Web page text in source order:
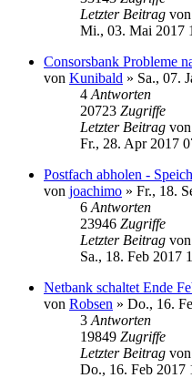
Letzter Beitrag von
Mi., 03. Mai 2017
Consorsbank Probleme
von Kunibald » Sa., 07.
4 Antworten
20723 Zugriffe
Letzter Beitrag von
Fr., 28. Apr 2017
Postfach abholen -
von joachimo » Fr., 18.
6 Antworten
23946 Zugriffe
Letzter Beitrag von
Sa., 18. Feb 2017
Netbank schaltet Ende
von Robsen » Do., 16.
3 Antworten
19849 Zugriffe
Letzter Beitrag von
Do., 16. Feb 2017